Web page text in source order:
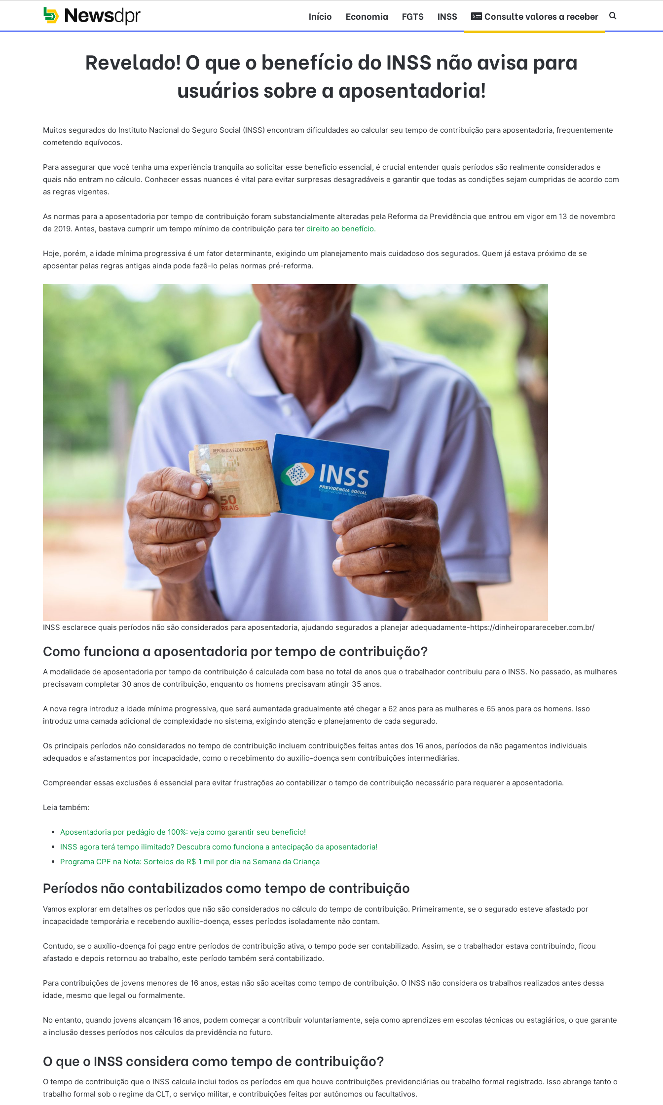
Início Economia FGTS INSS Consulte valores a receber Procurar por
Revelado! O que o benefício do INSS não avisa para
usuários sobre a aposentadoria!
Muitos segurados do Instituto Nacional do Seguro Social (INSS) encontram dificuldades ao calcular seu tempo de contribuição para aposentadoria, frequentemente
cometendo equívocos.
Para assegurar que você tenha uma experiência tranquila ao solicitar esse benefício essencial, é crucial entender quais períodos são realmente considerados e
quais não entram no cálculo. Conhecer essas nuances é vital para evitar surpresas desagradáveis e garantir que todas as condições sejam cumpridas de acordo com
as regras vigentes.
As normas para a aposentadoria por tempo de contribuição foram substancialmente alteradas pela Reforma da Previdência que entrou em vigor em 13 de novembro
de 2019. Antes, bastava cumprir um tempo mínimo de contribuição para ter direito ao benefício.
Hoje, porém, a idade mínima progressiva é um fator determinante, exigindo um planejamento mais cuidadoso dos segurados. Quem já estava próximo de se
aposentar pelas regras antigas ainda pode fazê-lo pelas normas pré-reforma.
INSS esclarece quais períodos não são considerados para aposentadoria, ajudando segurados a planejar adequadamente-https://dinheiroparareceber.com.br/
Como funciona a aposentadoria por tempo de contribuição?
A modalidade de aposentadoria por tempo de contribuição é calculada com base no total de anos que o trabalhador contribuiu para o INSS. No passado, as mulheres
precisavam completar 30 anos de contribuição, enquanto os homens precisavam atingir 35 anos.
A nova regra introduz a idade mínima progressiva, que será aumentada gradualmente até chegar a 62 anos para as mulheres e 65 anos para os homens. Isso
introduz uma camada adicional de complexidade no sistema, exigindo atenção e planejamento de cada segurado.
Os principais períodos não considerados no tempo de contribuição incluem contribuições feitas antes dos 16 anos, períodos de não pagamentos individuais
adequados e afastamentos por incapacidade, como o recebimento do auxílio-doença sem contribuições intermediárias.
Compreender essas exclusões é essencial para evitar frustrações ao contabilizar o tempo de contribuição necessário para requerer a aposentadoria.
Leia também:
Aposentadoria por pedágio de 100%: veja como garantir seu benefício!
INSS agora terá tempo ilimitado? Descubra como funciona a antecipação da aposentadoria!
Programa CPF na Nota: Sorteios de R$ 1 mil por dia na Semana da Criança
Períodos não contabilizados como tempo de contribuição
Vamos explorar em detalhes os períodos que não são considerados no cálculo do tempo de contribuição. Primeiramente, se o segurado esteve afastado por
incapacidade temporária e recebendo auxílio-doença, esses períodos isoladamente não contam.
Contudo, se o auxílio-doença foi pago entre períodos de contribuição ativa, o tempo pode ser contabilizado. Assim, se o trabalhador estava contribuindo, ficou
afastado e depois retornou ao trabalho, este período também será contabilizado.
Para contribuições de jovens menores de 16 anos, estas não são aceitas como tempo de contribuição. O INSS não considera os trabalhos realizados antes dessa
idade, mesmo que legal ou formalmente.
No entanto, quando jovens alcançam 16 anos, podem começar a contribuir voluntariamente, seja como aprendizes em escolas técnicas ou estagiários, o que garante
a inclusão desses períodos nos cálculos da previdência no futuro.
O que o INSS considera como tempo de contribuição?
O tempo de contribuição que o INSS calcula inclui todos os períodos em que houve contribuições previdenciárias ou trabalho formal registrado. Isso abrange tanto o
trabalho formal sob o regime da CLT, o serviço militar, e contribuições feitas por autônomos ou facultativos.